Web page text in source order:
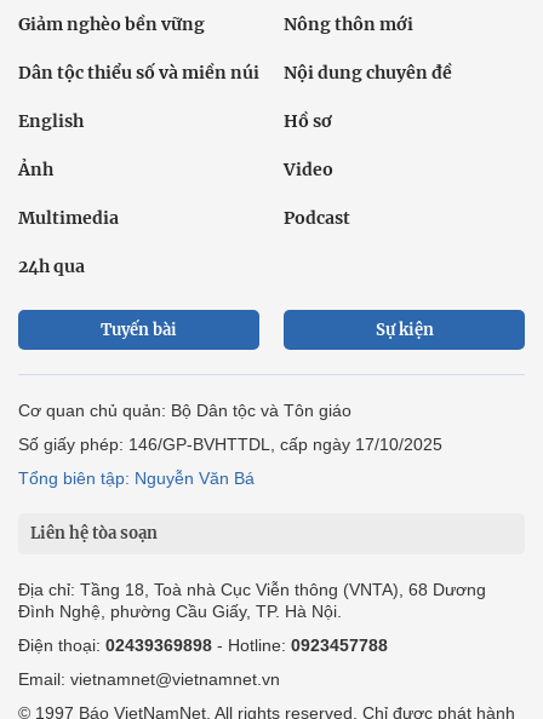
Giảm nghèo bền vững Nông thôn mới
Dân tộc thiểu số và miền núi Nội dung chuyên đề
English Hồ sơ
Ảnh Video
Multimedia Podcast
24h qua
Tuyến bài Sự kiện
Cơ quan chủ quản: Bộ Dân tộc và Tôn giáo
Số giấy phép: 146/GP-BVHTTDL, cấp ngày 17/10/2025
Tổng biên tập: Nguyễn Văn Bá
Liên hệ tòa soạn
Địa chỉ: Tầng 18, Toà nhà Cục Viễn thông (VNTA), 68 Dương
Đình Nghệ, phường Cầu Giấy, TP. Hà Nội.
Điện thoại: 02439369898 - Hotline: 0923457788
Email: vietnamnet@vietnamnet.vn
© 1997 Báo VietNamNet. All rights reserved. Chỉ được phát hành